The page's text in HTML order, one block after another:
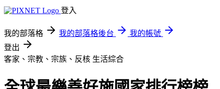
登入
我的部落格 我的部落格後台
我的帳號
登出
客家、宗教、宗族、反核 生活綜合